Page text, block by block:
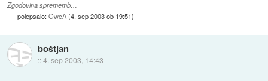
Zgodovina sprememb…
polepsalo:OwcA(4. sep 2003 ob 19:51)
boštjan
::4. sep 2003, 14:43